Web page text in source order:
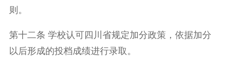
则。
第十二条 学校认可四川省规定加分政策，依据加分
以后形成的投档成绩进行录取。